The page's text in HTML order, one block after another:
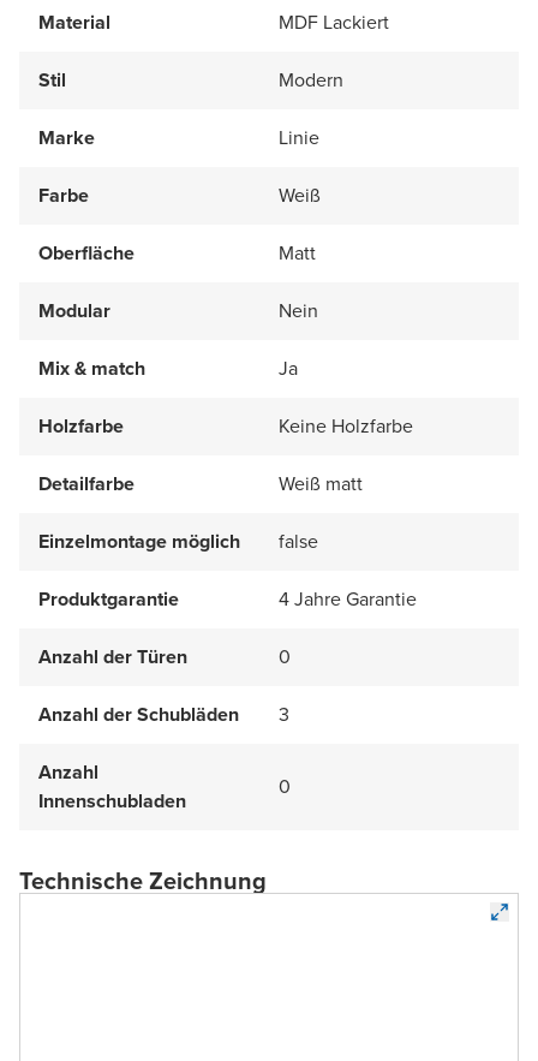
Material MDF Lackiert
Stil Modern
Marke Linie
Farbe Weiß
Oberfläche Matt
Modular Nein
Mix & match Ja
Holzfarbe Keine Holzfarbe
Detailfarbe Weiß matt
Einzelmontage möglich false
Produktgarantie 4 Jahre Garantie
Anzahl der Türen 0
Anzahl der Schubläden 3
Anzahl
Innenschubladen
0
Technische Zeichnung